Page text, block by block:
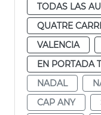
TODAS LAS
QUATRE
VALENCIA
EN PORTADA
NADAL
CAP ANY